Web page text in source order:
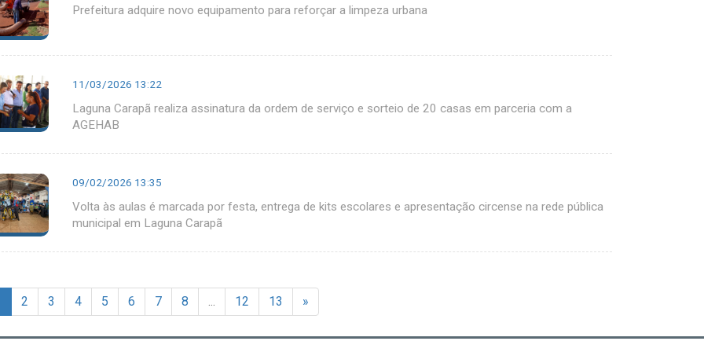
Prefeitura adquire novo equipamento para reforçar a limpeza urbana
11/03/2026 13:22
Laguna Carapã realiza assinatura da ordem de serviço e sorteio de 20 casas em parceria com a
AGEHAB
09/02/2026 13:35
Volta às aulas é marcada por festa, entrega de kits escolares e apresentação circense na rede pública
municipal em Laguna Carapã
2 3 4 5 6 7 8 ... 12 13 »